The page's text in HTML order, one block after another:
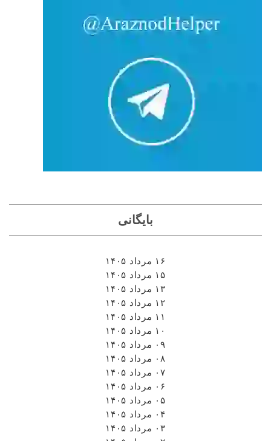
بایگانی
۱۶ مرداد ۱۴۰۵
۱۵ مرداد ۱۴۰۵
۱۳ مرداد ۱۴۰۵
۱۲ مرداد ۱۴۰۵
۱۱ مرداد ۱۴۰۵
۱۰ مرداد ۱۴۰۵
۰۹ مرداد ۱۴۰۵
۰۸ مرداد ۱۴۰۵
۰۷ مرداد ۱۴۰۵
۰۶ مرداد ۱۴۰۵
۰۵ مرداد ۱۴۰۵
۰۴ مرداد ۱۴۰۵
۰۳ مرداد ۱۴۰۵